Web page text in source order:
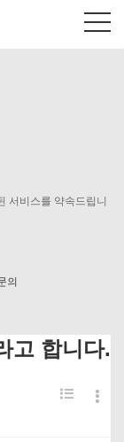
펜션/숙박
서비스를 약속드립니
의
고 합니다.